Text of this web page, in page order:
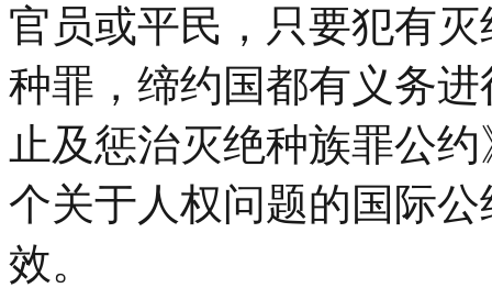
官员或平民，只要犯有
种罪，缔约国都有义务
止及惩治灭绝种族罪公
个关于人权问题的国际
效。